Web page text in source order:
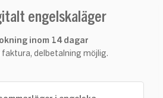
engelskaläger
inom 14 dagar
faktura, delbetalning möjlig.